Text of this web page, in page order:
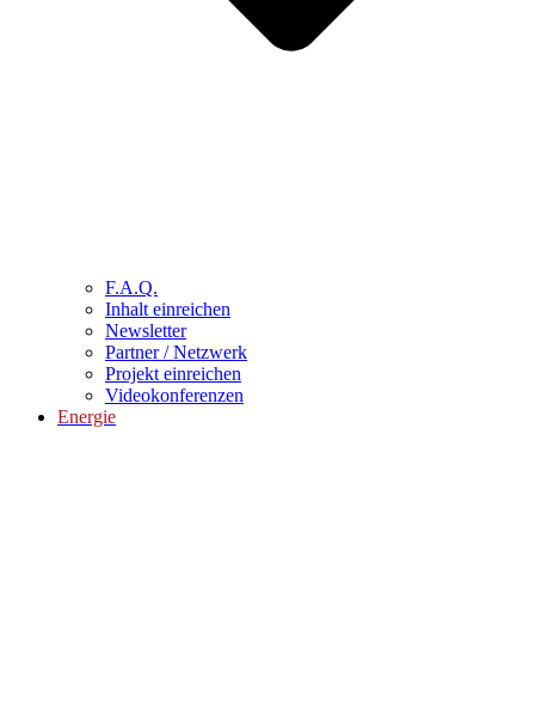
F.A.Q.
Inhalt einreichen
Newsletter
Partner / Netzwerk
Projekt einreichen
Videokonferenzen
Energie